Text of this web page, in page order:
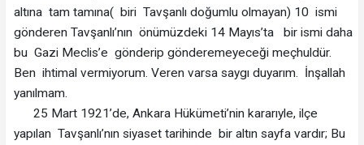
altına tam tamına( biri Tavşanlı doğumlu olmayan) 10 ismi
gönderen Tavşanlı’nın önümüzdeki 14 Mayıs’ta bir ismi daha
bu Gazi Meclis’e gönderip gönderemeyeceği meçhuldür.
Ben ihtimal vermiyorum. Veren varsa saygı duyarım. İnşallah
yanılmam.
25 Mart 1921’de, Ankara Hükümeti’nin kararıyle, ilçe
yapılan Tavşanlı’nın siyaset tarihinde bir altın sayfa vardır; Bu